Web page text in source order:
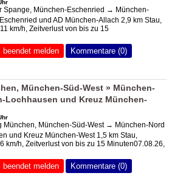
Spange, München-Eschenried → München-
und AD München-Allach 2,9 km Stau,
km/h, Zeitverlust von bis zu 15
beendet melden Kommentare (0)
München-Süd-West » München-
Lochhausen und Kreuz München-
München, München-Süd-West → München-Nord
und Kreuz München-West 1,5 km Stau,
km/h, Zeitverlust von bis zu 15 Minuten07.08.26,
beendet melden Kommentare (0)